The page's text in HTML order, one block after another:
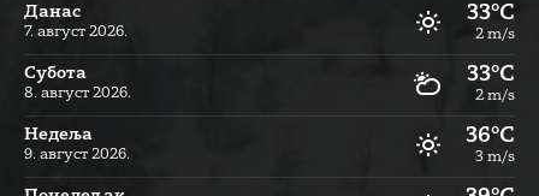
Данас
7. август 2026.
33°C
2 m/s
Субота
8. август 2026.
33°C
2 m/s
Недеља
9. август 2026.
36°C
3 m/s